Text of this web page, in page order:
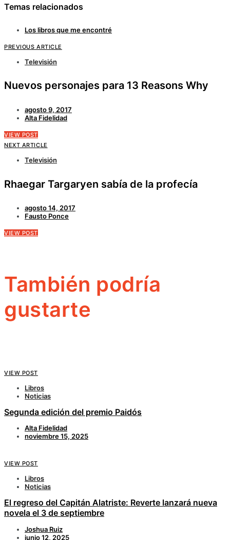
Temas relacionados
Los libros que me encontré
PREVIOUS ARTICLE
Televisión
Nuevos personajes para 13 Reasons Why
agosto 9, 2017
Alta Fidelidad
VIEW POST
NEXT ARTICLE
Televisión
Rhaegar Targaryen sabía de la profecía
agosto 14, 2017
Fausto Ponce
VIEW POST
También podría
gustarte
VIEW POST
Libros
Noticias
Segunda edición del premio Paidós
Alta Fidelidad
noviembre 15, 2025
VIEW POST
Libros
Noticias
El regreso del Capitán Alatriste: Reverte lanzará nueva
novela el 3 de septiembre
Joshua Ruiz
junio 12, 2025